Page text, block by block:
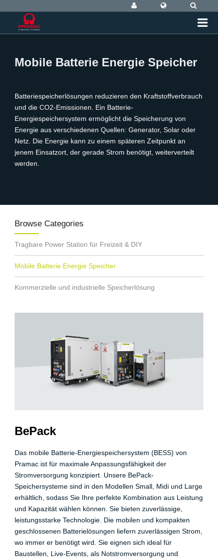
Mobile Batterie Energie Speicher
Batteriespeicherlösungen reduzieren den Kraftstoffverbrauch
und die CO2-Emissionen. Ein Batterie-
Energiespeichersystem ermöglicht die Speicherung von
Energie aus verschiedenen Quellen: Generator, Solar oder
Netz. Die Energie kann zu einem späteren Zeitpunkt an
jenem Einsatzort, der gerade Strom benötigt, weiterverteilt
werden.
Browse Categories
Tragbare Power Station für Freizeit & DIY
Mobile Batterie Energie Speicher
Kommerzielle und industrielle Speicherlösung
BePack
Das mobile Batterie-Energiespeichersystem (BESS) von
Pramac ist für maximale Anpassungsfähigkeit der
Stromversorgung konzipiert. Unsere BePack-
Speichersysteme sind in den Modellen Small, Midi und Large
erhältlich, sodass Sie Ihre perfekte Kombination aus Leistung
und Kapazität wählen können. Sie bieten zuverlässige,
leistungsstarke Technologie. Die mobilen und kompakten
geschlossenen Batterielösungen liefern zuverlässigen Strom,
wo immer er benötigt wird. Sie eignen sich ideal für
Baustellen, Live-Events, als Notstromversorgung und